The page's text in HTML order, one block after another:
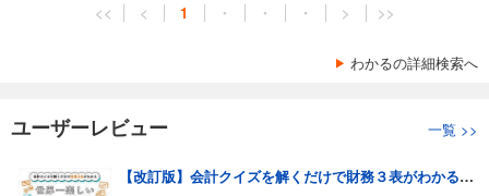
<< < 1 ・ ・ ・ > >>
わかるの詳細検索へ
ユーザーレビュー 一覧 >>
【改訂版】会計クイズを解くだけで財務３表がわかる 世界一楽しい決算書の読み方